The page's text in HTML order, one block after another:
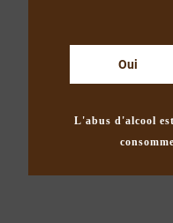
Oui
L'abus d'alcool